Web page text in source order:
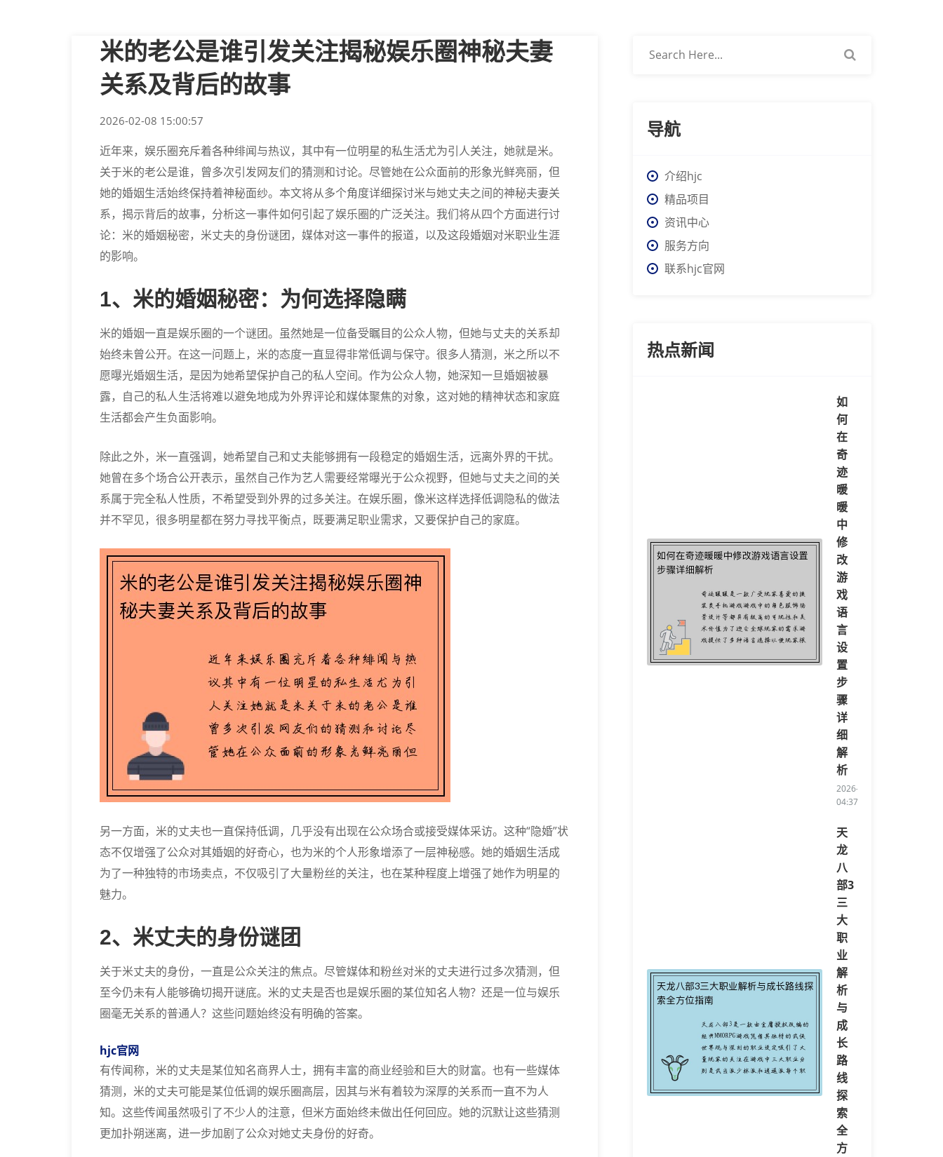
米的老公是谁引发关注揭秘娱乐圈神秘夫妻
关系及背后的故事
2026-02-08 15:00:57
近年来，娱乐圈充斥着各种绯闻与热议，其中有一位明星的私生活尤为引人关注，她就是米。
关于米的老公是谁，曾多次引发网友们的猜测和讨论。尽管她在公众面前的形象光鲜亮丽，但
她的婚姻生活始终保持着神秘面纱。本文将从多个角度详细探讨米与她丈夫之间的神秘夫妻关
系，揭示背后的故事，分析这一事件如何引起了娱乐圈的广泛关注。我们将从四个方面进行讨
论：米的婚姻秘密，米丈夫的身份谜团，媒体对这一事件的报道，以及这段婚姻对米职业生涯
的影响。
1、米的婚姻秘密：为何选择隐瞒
米的婚姻一直是娱乐圈的一个谜团。虽然她是一位备受瞩目的公众人物，但她与丈夫的关系却
始终未曾公开。在这一问题上，米的态度一直显得非常低调与保守。很多人猜测，米之所以不
愿曝光婚姻生活，是因为她希望保护自己的私人空间。作为公众人物，她深知一旦婚姻被暴
露，自己的私人生活将难以避免地成为外界评论和媒体聚焦的对象，这对她的精神状态和家庭
生活都会产生负面影响。
除此之外，米一直强调，她希望自己和丈夫能够拥有一段稳定的婚姻生活，远离外界的干扰。
她曾在多个场合公开表示，虽然自己作为艺人需要经常曝光于公众视野，但她与丈夫之间的关
系属于完全私人性质，不希望受到外界的过多关注。在娱乐圈，像米这样选择低调隐私的做法
并不罕见，很多明星都在努力寻找平衡点，既要满足职业需求，又要保护自己的家庭。
另一方面，米的丈夫也一直保持低调，几乎没有出现在公众场合或接受媒体采访。这种“隐婚”状
态不仅增强了公众对其婚姻的好奇心，也为米的个人形象增添了一层神秘感。她的婚姻生活成
为了一种独特的市场卖点，不仅吸引了大量粉丝的关注，也在某种程度上增强了她作为明星的
魅力。
2、米丈夫的身份谜团
关于米丈夫的身份，一直是公众关注的焦点。尽管媒体和粉丝对米的丈夫进行过多次猜测，但
至今仍未有人能够确切揭开谜底。米的丈夫是否也是娱乐圈的某位知名人物？还是一位与娱乐
圈毫无关系的普通人？这些问题始终没有明确的答案。
hjc官网
有传闻称，米的丈夫是某位知名商界人士，拥有丰富的商业经验和巨大的财富。也有一些媒体
猜测，米的丈夫可能是某位低调的娱乐圈高层，因其与米有着较为深厚的关系而一直不为人
知。这些传闻虽然吸引了不少人的注意，但米方面始终未做出任何回应。她的沉默让这些猜测
更加扑朔迷离，进一步加剧了公众对她丈夫身份的好奇。
导航
介绍hjc
精品项目
资讯中心
服务方向
联系hjc官网
热点新闻
如
何
在
奇
迹
暖
暖
中
修
改
游
戏
语
言
设
置
步
骤
详
细
解
析
2026-08-08
04:37:32/li>
天
龙
八
部3
三
大
职
业
解
析
与
成
长
路
线
探
索
全
方